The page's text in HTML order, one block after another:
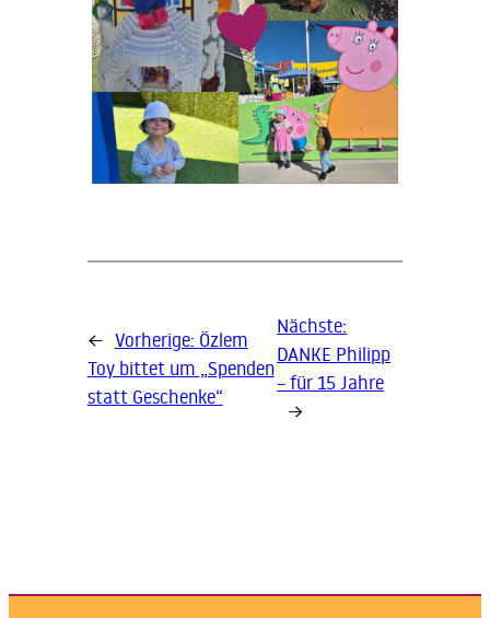
← Vorherige: Özlem
Toy bittet um „Spenden
statt Geschenke“
Nächste:
DANKE Philipp
– für 15 Jahre
→